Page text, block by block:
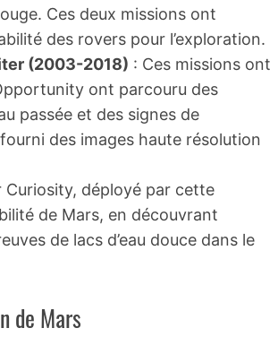
Ces deux missions ont
des rovers pour l’exploration.
(2003-2018) : Ces missions ont
ont parcouru des
passée et des signes de
des images haute résolution
Curiosity, déployé par cette
de Mars, en découvrant
de lacs d’eau douce dans le
de Mars